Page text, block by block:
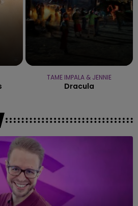
TAME IMPALA & JENNIE
Dracula